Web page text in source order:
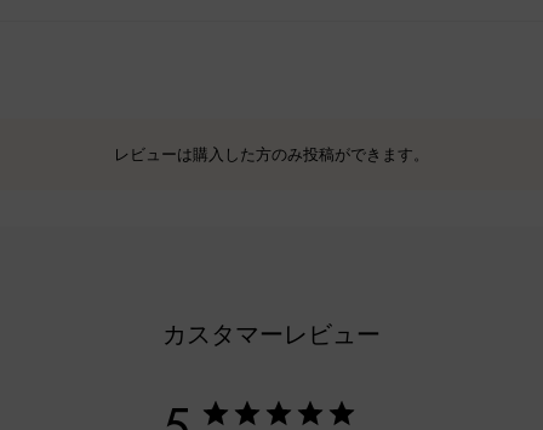
レビューは購入した方のみ投稿ができます。
カスタマーレビュー